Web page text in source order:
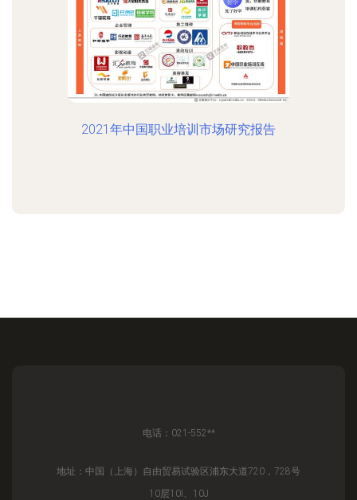
2021年中国职业培训市场研究报告
电话：021-552**
地址：中国（上海）自由贸易试验区浦东大道720，728号
10层10I、10J